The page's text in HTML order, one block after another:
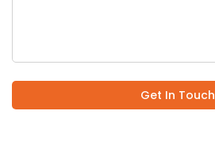
Get In Touch